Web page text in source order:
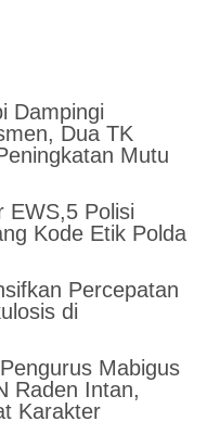
Dampingi
Dua TK
Mutu
EWS,5 Polisi
Kode Etik Polda
Percepatan
di
Mabigus
Raden Intan,
Karakter